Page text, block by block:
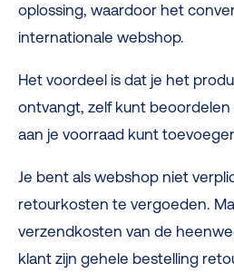
oplossing, waardoor het
internationale webshop.
Het voordeel is dat je het
ontvangt, zelf kunt
aan je voorraad kunt
Je bent als webshop niet
retourkosten te vergoeden.
verzendkosten van de
klant zijn gehele bestelling